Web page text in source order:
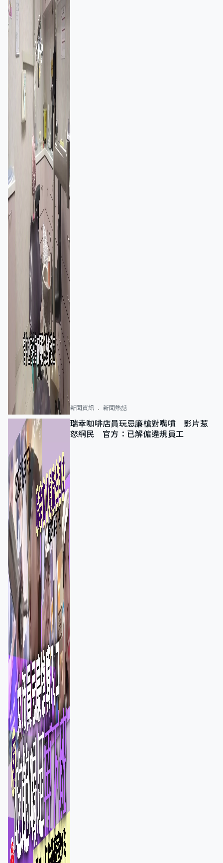
新聞資訊 新聞熱話
瑞幸咖啡店員玩忌廉槍對嘴噴 影片惹
怒網民 官方：已解僱違規員工